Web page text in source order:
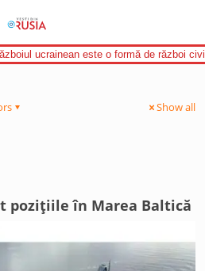
ucrainean este o formă de război
Show all
pozițiile în Marea Baltică